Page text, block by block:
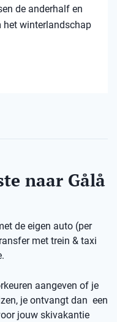
de anderhalf en
het winterlandschap
naar Gålå
de eigen auto (per
met trein & taxi
aangeven of je
je ontvangt dan een
jouw skivakantie